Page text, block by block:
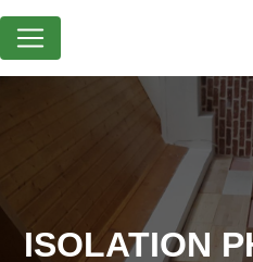
ISOLATION PHONIQUE DE
Panneau de gestion des cookies